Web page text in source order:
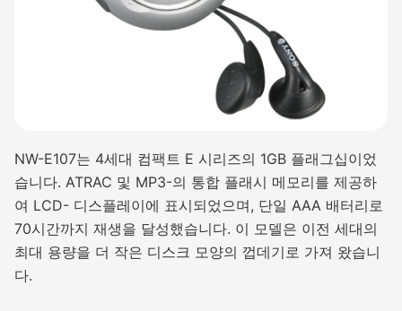
NW-E107는 4세대 컴팩트 E 시리즈의 1GB 플래그십이었
습니다. ATRAC 및 MP3-의 통합 플래시 메모리를 제공하
여 LCD- 디스플레이에 표시되었으며, 단일 AAA 배터리로
70시간까지 재생을 달성했습니다. 이 모델은 이전 세대의
최대 용량을 더 작은 디스크 모양의 껍데기로 가져 왔습니
다.